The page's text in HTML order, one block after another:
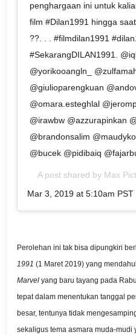
penghargaan ini untuk
film #Dilan1991 hingga
??. . . #filmdilan1991
#SekarangDILAN1991.
@yorikooangln_
@giulioparengkuan
@omara.esteghlal
@irawbw @azzurapinkan
@brandonsalim
@bucek @pidibaiq
A post shared by Max
Mar 3, 2019 at 5:10am PST
Perolehan ini tak bisa dipungkiri
1991 (1 Maret 2019) yang
Marvel yang baru tayang pada
tepat dalam menentukan tanggal
besar, tentunya tidak
sekaligus tema asmara muda-mudi